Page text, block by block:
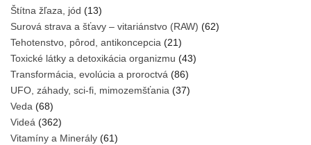
Štítna žľaza, jód (13)
Surová strava a šťavy – vitariánstvo (RAW) (62)
Tehotenstvo, pôrod, antikoncepcia (21)
Toxické látky a detoxikácia organizmu (43)
Transformácia, evolúcia a proroctvá (86)
UFO, záhady, sci-fi, mimozemšťania (37)
Veda (68)
Videá (362)
Vitamíny a Minerály (61)